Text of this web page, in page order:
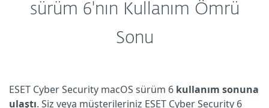
sürüm 6'nın Kullanım Ömrü
Sonu
ESET Cyber Security macOS sürüm 6 kullanım sonuna
ulaştı. Siz veya müşterileriniz ESET Cyber Security 6